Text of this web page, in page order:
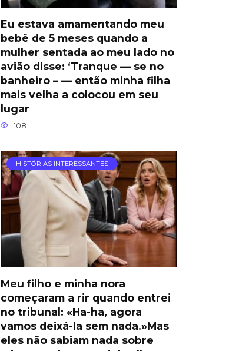
Eu estava amamentando meu
bebê de 5 meses quando a
mulher sentada ao meu lado no
avião disse: ‘Tranque — se no
banheiro – — então minha filha
mais velha a colocou em seu
lugar
108
HISTÓRIAS INTERESSANTES
Meu filho e minha nora
começaram a rir quando entrei
no tribunal: «Ha-ha, agora
vamos deixá-la sem nada.»Mas
eles não sabiam nada sobre